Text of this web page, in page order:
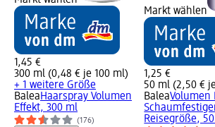
1,45 €
300 ml (0,48 € je 100 ml)
+ 1 weitere Größe
BaleaHaarspray Volumen
Effekt, 300 ml
(176)
Markt wählen
1,25 €
50 ml (2,50 €
BaleaVolumen
Reisegröße,